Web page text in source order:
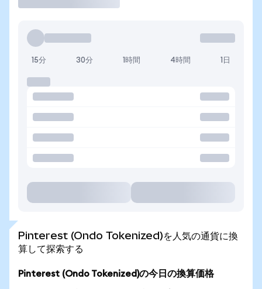
15分 30分 1時間 4時間 1日
Pinterest (Ondo Tokenized)を人気の通貨に換
算して探索する
Pinterest (Ondo Tokenized)の今日の換算価格